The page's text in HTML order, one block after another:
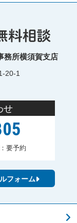
務所横須賀支店
20-1
せ
要予約
フォーム